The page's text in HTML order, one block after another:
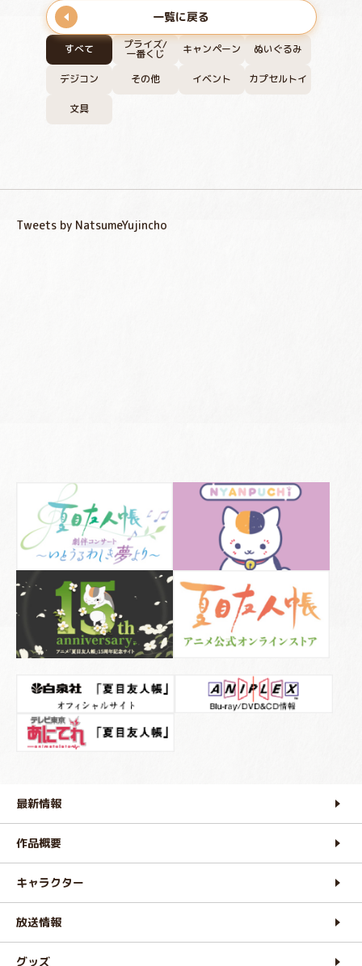
すべて プライズ/
一番くじ キャンペーン ぬいぐるみ
デジコン その他 イベント カプセルトイ
文具
一覧に戻る
Tweets by NatsumeYujincho
最新情報
作品概要
キャラクター
放送情報
グッズ